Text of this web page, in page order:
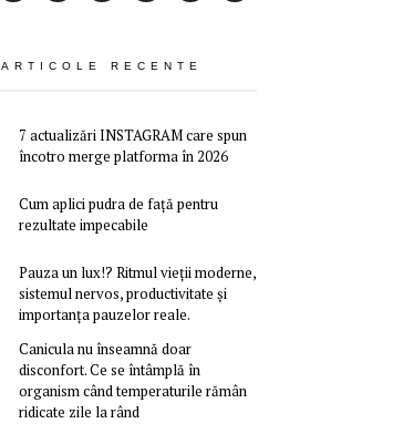
ARTICOLE RECENTE
7 actualizări INSTAGRAM care spun
încotro merge platforma în 2026
Cum aplici pudra de față pentru
rezultate impecabile
Pauza un lux!? Ritmul vieții moderne,
sistemul nervos, productivitate și
importanța pauzelor reale.
Canicula nu înseamnă doar
disconfort. Ce se întâmplă în
organism când temperaturile rămân
ridicate zile la rând